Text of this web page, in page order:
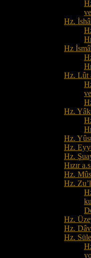
Hz.
Hz
Hz. Lût
Hz.
Hz.
Hz.
Hz.
Hızır
Hz.
Hz.
Hz.
Hz.
Hz.